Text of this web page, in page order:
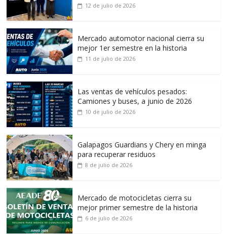
12 de julio de 2026
Mercado automotor nacional cierra su
mejor 1er semestre en la historia
11 de julio de 2026
Las ventas de vehículos pesados:
Camiones y buses, a junio de 2026
10 de julio de 2026
Galapagos Guardians y Chery en minga
para recuperar residuos
8 de julio de 2026
Mercado de motocicletas cierra su
mejor primer semestre de la historia
6 de julio de 2026